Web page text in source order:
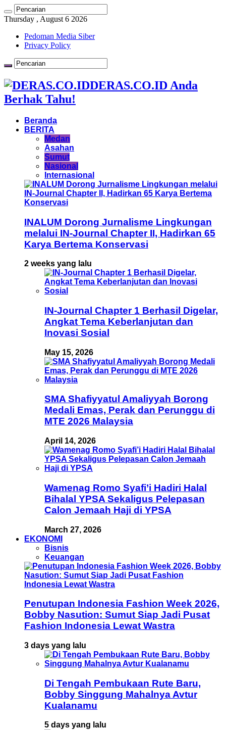
Thursday , August 6 2026
Pedoman Media Siber
Privacy Policy
DERAS.CO.ID Anda
Berhak Tahu!
Beranda
BERITA
Medan
Asahan
Sumut
Nasional
Internasional
INALUM Dorong Jurnalisme Lingkungan
melalui IN-Journal Chapter II, Hadirkan 65
Karya Bertema Konservasi
2 weeks yang lalu
IN-Journal Chapter 1 Berhasil Digelar,
Angkat Tema Keberlanjutan dan
Inovasi Sosial
May 15, 2026
SMA Shafiyyatul Amaliyyah Borong
Medali Emas, Perak dan Perunggu di
MTE 2026 Malaysia
April 14, 2026
Wamenag Romo Syafi’i Hadiri Halal
Bihalal YPSA Sekaligus Pelepasan
Calon Jemaah Haji di YPSA
March 27, 2026
EKONOMI
Bisnis
Keuangan
Penutupan Indonesia Fashion Week 2026,
Bobby Nasution: Sumut Siap Jadi Pusat
Fashion Indonesia Lewat Wastra
3 days yang lalu
Di Tengah Pembukaan Rute Baru,
Bobby Singgung Mahalnya Avtur
Kualanamu
5 days yang lalu